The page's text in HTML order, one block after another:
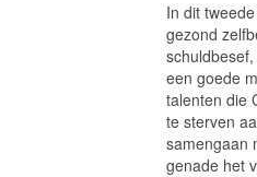
In dit
gezond
een goede
talenten die
te sterven
samengaan
genade het